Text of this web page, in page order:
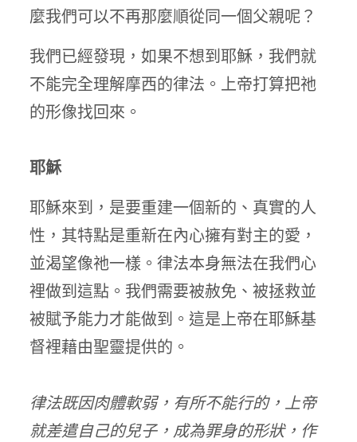
麼我們可以不再那麼順從同一個父親呢？
我們已經發現，如果不想到耶穌，我們就
不能完全理解摩西的律法。上帝打算把祂
的形像找回來。
耶穌
耶穌來到，是要重建一個新的、真實的人
性，其特點是重新在內心擁有對主的愛，
並渴望像祂一樣。律法本身無法在我們心
裡做到這點。我們需要被赦免、被拯救並
被賦予能力才能做到。這是上帝在耶穌基
督裡藉由聖靈提供的。
律法既因肉體軟弱，有所不能行的，上帝
就差遣自己的兒子，成為罪身的形狀，作